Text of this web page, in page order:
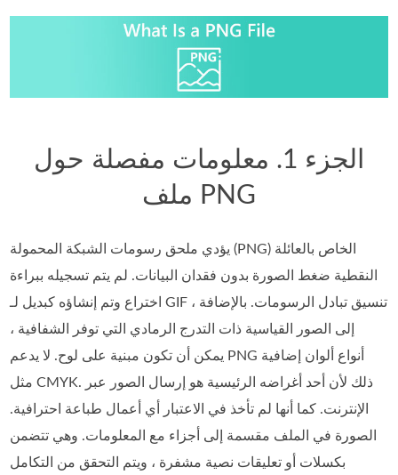
الجزء 1. معلومات مفصلة حول
ملف PNG
يؤدي ملحق رسومات الشبكة المحمولة (PNG) الخاص بالعائلة
النقطية ضغط الصورة بدون فقدان البيانات. لم يتم تسجيله ببراءة
اختراع وتم إنشاؤه كبديل لـ GIF ، تنسيق تبادل الرسومات. بالإضافة
إلى الصور القياسية ذات التدرج الرمادي التي توفر الشفافية ،
يمكن أن تكون مبنية على لوح. لا يدعم PNG أنواع ألوان إضافية
مثل CMYK. ذلك لأن أحد أغراضه الرئيسية هو إرسال الصور عبر
الإنترنت. كما أنها لم تأخذ في الاعتبار أي أعمال طباعة احترافية.
الصورة في الملف مقسمة إلى أجزاء مع المعلومات. وهي تتضمن
بكسلات أو تعليقات نصية مشفرة ، ويتم التحقق من التكامل